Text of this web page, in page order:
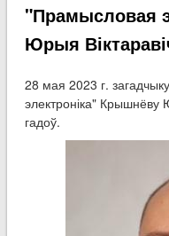
"Прамысловая
Юрыя
28 мая 2023 г.
электроніка" Крышнёву
гадоў.